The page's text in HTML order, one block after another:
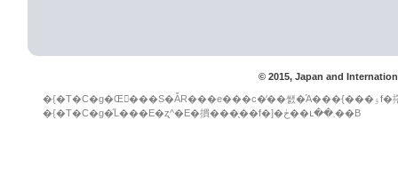
© 2015, Japan and
�{�T�C�g�Œ񋟂���S�ẴR���e���c�̒��쌠�́A���{���ۉf�撘�쌠����y�ѓ��Y�R���e���c����񋟂��Ă����g��ɋA�����܂��B
�{�T�C�g�̋L���E�ʐ^�E�摜���̖��f�]�ڂ��ւ��܂��B